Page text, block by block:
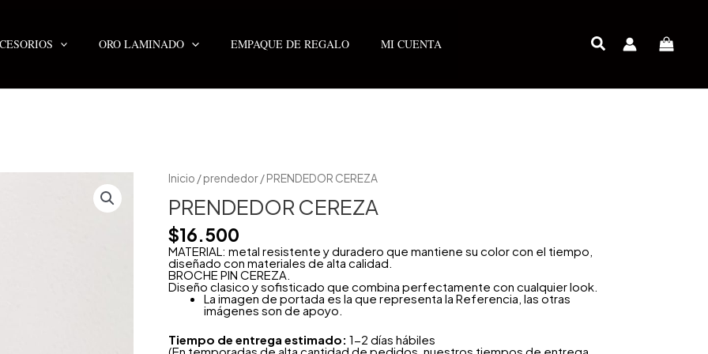
ORO LAMINADO EMPAQUE DE REGALO MI CUENTA
Inicio /prendedor/ PRENDEDOR CEREZA
PRENDEDOR CEREZA
$16.500
MATERIAL: metal resistente y duradero que mantiene su color con el tiempo,
diseñado con materiales de alta calidad.
BROCHE PIN CEREZA.
Diseño clasico y sofisticado que combina perfectamente con cualquier look.
La imagen de portada es la que representa la Referencia, las otras
imágenes son de apoyo.
Tiempo de entrega estimado: 1-2 días hábiles
PRENDEDOR
CEREZA
cantidad